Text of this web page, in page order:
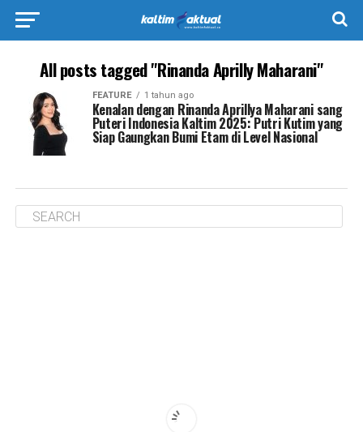
All posts tagged "Rinanda Aprilly Maharani"
FEATURE 1 tahun ago
Kenalan dengan Rinanda Aprillya Maharani sang
Puteri Indonesia Kaltim 2025: Putri Kutim yang
Siap Gaungkan Bumi Etam di Level Nasional